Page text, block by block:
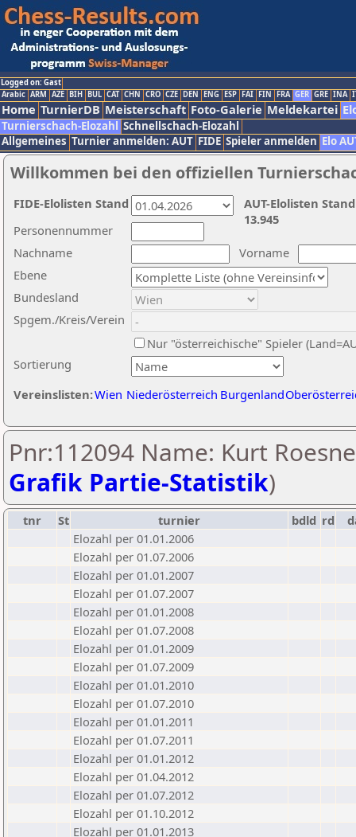
Logged on: Gast
Arabic ARM AZE BIH BUL CAT CHN CRO CZE DEN ENG ESP FAI FIN FRA GER GRE INA
Home TurnierDB Meisterschaft Foto-Galerie Meldekartei
Turnierschach-Elozahl Schnellschach-Elozahl
Allgemeines Turnier anmelden: AUT FIDE Spieler anmelden Elo
Willkommen bei den offiziellen
Nachname
Vorname
Ebene
Sortierung
Personennummer
Bundesland
Spgem./Kreis/Verein
Nur "österreichische" Spieler
Vereinslisten:Wien Niederösterreich Burgenland
AUT-Elolisten
13.945
FIDE-Elolisten Stand
Pnr:112094 Name: Kurt
Grafik Partie-Statistik)
tnr St turnier bdld rd
Elozahl per 01.01.2006
Elozahl per 01.07.2006
Elozahl per 01.01.2007
Elozahl per 01.07.2007
Elozahl per 01.01.2008
Elozahl per 01.07.2008
Elozahl per 01.01.2009
Elozahl per 01.07.2009
Elozahl per 01.01.2010
Elozahl per 01.07.2010
Elozahl per 01.01.2011
Elozahl per 01.07.2011
Elozahl per 01.01.2012
Elozahl per 01.04.2012
Elozahl per 01.07.2012
Elozahl per 01.10.2012
Elozahl per 01.01.2013